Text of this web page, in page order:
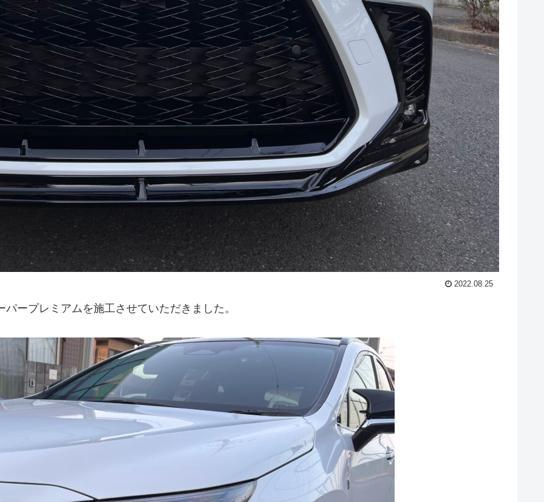
2022.08.25
ープレミアムを施工させていただきました。